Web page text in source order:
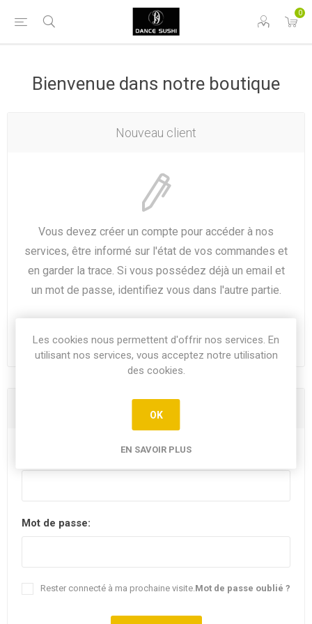
0
Bienvenue dans notre boutique
Nouveau client
Vous devez créer un compte pour accéder à nos
services, être informé sur l'état de vos commandes et
en garder la trace. Si vous possédez déjà un email et
un mot de passe, identifiez vous dans l'autre partie.
Vous êtes déjà client
Mot de passe:
Mot de passe oublié ?
Rester connecté à ma prochaine visite.
Les cookies nous permettent d'offrir nos services. En
utilisant nos services, vous acceptez notre utilisation
des cookies.
OK
EN SAVOIR PLUS